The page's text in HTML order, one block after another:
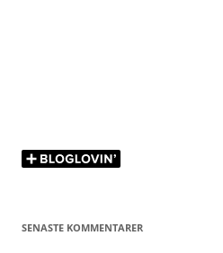
SENASTE KOMMENTARER